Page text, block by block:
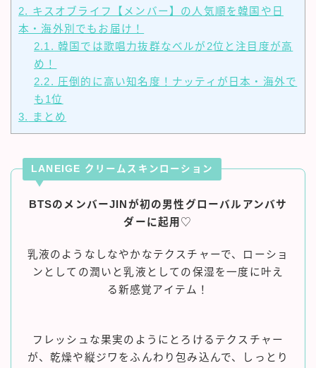
2. キスオブライフ【メンバー】の人気順を韓国や日
本・海外別でもお届け！
2.1. 韓国では歌唱力抜群なベルが2位と注目度が高
め！
2.2. 圧倒的に高い知名度！ナッティが日本・海外で
も1位
3.
まとめ
LANEIGE クリームスキンローション
BTSのメンバーJINが初の男性グローバルアンバサ
ダーに起用 ♡
乳液のようなしなやかなテクスチャーで、ローショ
ンとしての潤いと乳液としての保湿を一度に叶え
る新感覚アイテム！
フレッシュな果実のようにとろけるテクスチャー
が、乾燥や縦ジワをふんわり包み込んで、しっとり